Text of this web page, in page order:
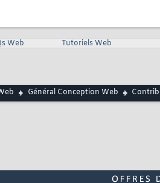
Web Tutoriels Web
Général Conception Web